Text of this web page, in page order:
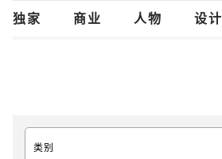
独家 商业 人物 设计
类别